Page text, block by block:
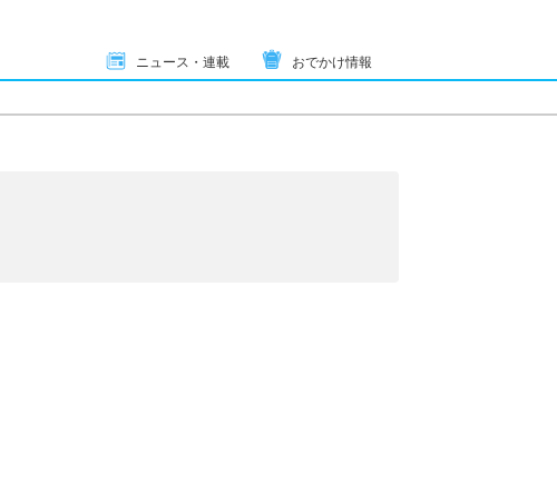
ニュース・連載 おでかけ情報